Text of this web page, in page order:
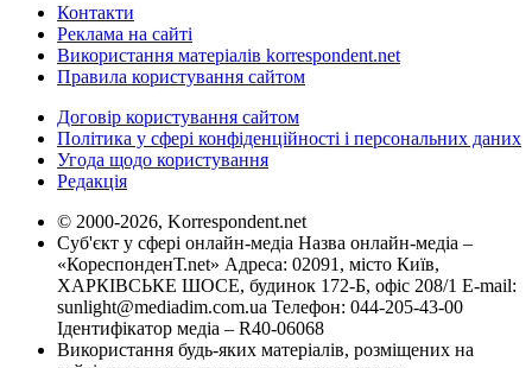
Контакти
Реклама на сайті
Використання матеріалів korrespondent.net
Правила користування сайтом
Договір користування сайтом
Політика у сфері конфіденційності і персональних даних
Угода щодо користування
Редакція
© 2000-2026, Korrespondent.net
Суб'єкт у сфері онлайн-медіа Назва онлайн-медіа –
«КореспонденТ.net» Адреса: 02091, місто Київ,
ХАРКІВСЬКЕ ШОСЕ, будинок 172-Б, офіс 208/1 E-mail:
sunlight@mediadim.com.ua Телефон: 044-205-43-00
Ідентифікатор медіа – R40-06068
Використання будь-яких матеріалів, розміщених на